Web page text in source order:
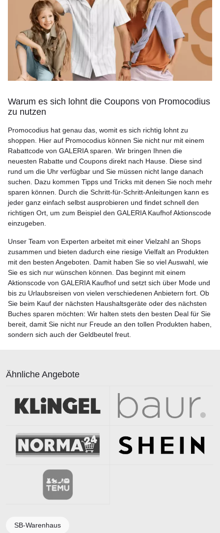
Warum es sich lohnt die Coupons von Promocodius
zu nutzen
Promocodius hat genau das, womit es sich richtig lohnt zu
shoppen. Hier auf Promocodius können Sie nicht nur mit einem
Rabattcode von GALERIA sparen. Wir bringen Ihnen die
neuesten Rabatte und Coupons direkt nach Hause. Diese sind
rund um die Uhr verfügbar und Sie müssen nicht lange danach
suchen. Dazu kommen Tipps und Tricks mit denen Sie noch mehr
sparen können. Durch die Schritt-für-Schritt-Anleitungen kann es
jeder ganz einfach selbst ausprobieren und findet schnell den
richtigen Ort, um zum Beispiel den GALERIA Kaufhof Aktionscode
einzugeben.
Unser Team von Experten arbeitet mit einer Vielzahl an Shops
zusammen und bieten dadurch eine riesige Vielfalt an Produkten
mit den besten Angeboten. Damit haben Sie so viel Auswahl, wie
Sie es sich nur wünschen können. Das beginnt mit einem
Aktionscode von GALERIA Kaufhof und setzt sich über Mode und
bis zu Urlaubsreisen von vielen verschiedenen Anbietern fort. Ob
Sie beim Kauf der nächsten Haushaltsgeräte oder des nächsten
Buches sparen möchten: Wir halten stets den besten Deal für Sie
bereit, damit Sie nicht nur Freude an den tollen Produkten haben,
sondern sich auch der Geldbeutel freut.
Ähnliche Angebote
SB-Warenhaus